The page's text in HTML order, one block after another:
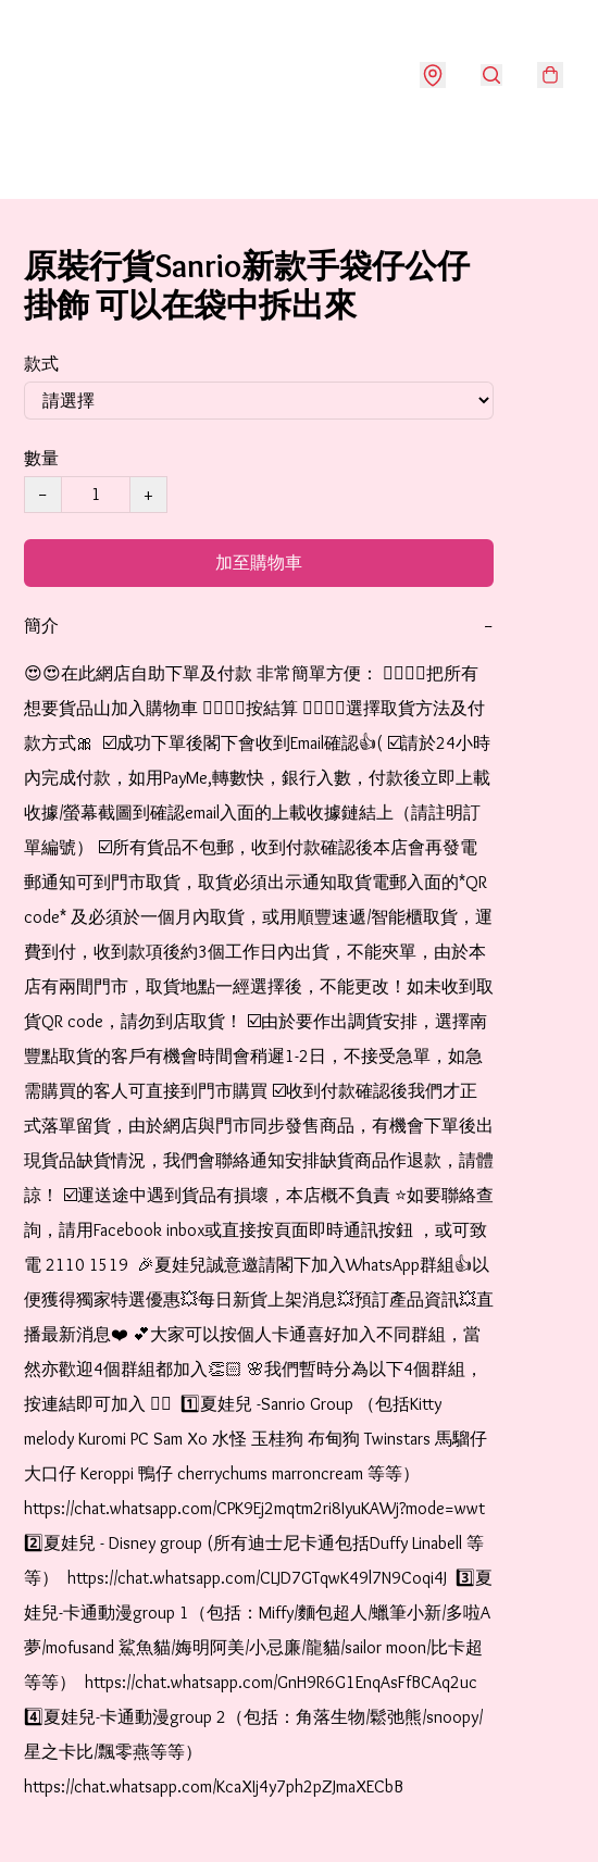
原裝行貨Sanrio新款手袋仔公仔
掛飾 可以在袋中拆出來
款式
數量
−
+
加至購物車
簡介 −
😍😍在此網店自助下單及付款 非常簡單方便： 👉🏻👉🏻把所有
想要貨品山加入購物車 👉🏻👉🏻按結算 👉🏻👉🏻選擇取貨方法及付
款方式🎀  ☑️成功下單後閣下會收到Email確認👍( ☑️請於24小時
內完成付款，如用PayMe,轉數快，銀行入數，付款後立即上載
收據/螢幕截圖到確認email入面的上載收據鏈結上（請註明訂
單編號） ☑️所有貨品不包郵，收到付款確認後本店會再發電
郵通知可到門市取貨，取貨必須出示通知取貨電郵入面的*QR
code* 及必須於一個月內取貨，或用順豐速遞/智能櫃取貨，運
費到付，收到款項後約3個工作日內出貨，不能夾單，由於本
店有兩間門市，取貨地點一經選擇後，不能更改！如未收到取
貨QR code，請勿到店取貨！ ☑️由於要作出調貨安排，選擇南
豐點取貨的客戶有機會時間會稍遲1-2日，不接受急單，如急
需購買的客人可直接到門市購買 ☑️收到付款確認後我們才正
式落單留貨，由於網店與門市同步發售商品，有機會下單後出
現貨品缺貨情況，我們會聯絡通知安排缺貨商品作退款，請體
諒！ ☑️運送途中遇到貨品有損壞，本店概不負責 ⭐️如要聯絡查
詢，請用Facebook inbox或直接按頁面即時通訊按鈕 ，或可致
電 2110 1519  🎉夏娃兒誠意邀請閣下加入WhatsApp群組👍以
便獲得獨家特選優惠💥每日新貨上架消息💥預訂產品資訊💥直
播最新消息❤️ 💕大家可以按個人卡通喜好加入不同群組，當
然亦歡迎4個群組都加入👏🏻 🌸我們暫時分為以下4個群組，
按連結即可加入 👇🏻  1️⃣夏娃兒 -Sanrio Group （包括Kitty
melody Kuromi PC Sam Xo 水怪 玉桂狗 布甸狗 Twinstars 馬騮仔
大口仔 Keroppi 鴨仔 cherrychums marroncream 等等）
https://chat.whatsapp.com/CPK9Ej2mqtm2ri8IyuKAWj?mode=wwt
2️⃣夏娃兒 - Disney group (所有迪士尼卡通包括Duffy Linabell 等
等）  https://chat.whatsapp.com/CLJD7GTqwK49l7N9Coqi4J  3️⃣夏
娃兒-卡通動漫group 1（包括：Miffy/麵包超人/蠟筆小新/多啦A
夢/mofusand 鯊魚貓/娒明阿美/小忌廉/龍貓/sailor moon/比卡超
等等）  https://chat.whatsapp.com/GnH9R6G1EnqAsFfBCAq2uc
4️⃣夏娃兒-卡通動漫group 2（包括：角落生物/鬆弛熊/snoopy/
星之卡比/飄零燕等等）
https://chat.whatsapp.com/KcaXIj4y7ph2pZJmaXECbB